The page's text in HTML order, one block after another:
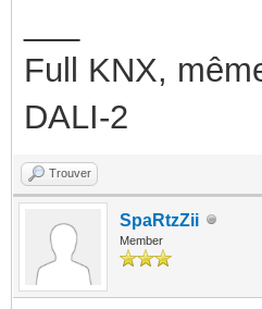
Full KNX,
DALI-2
Trouver
SpaRtzZii
Member